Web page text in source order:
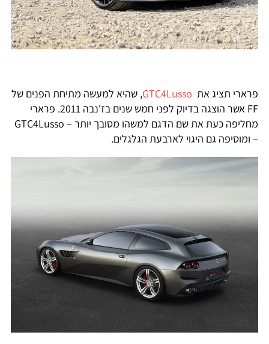
תציג אתGTC4Lusso
, שהיא למעשה מתיחת הפנים של
FF אשר הוצגה בדיוק לפני חמש שנים בז'נבה 2011. פרארי
מחליפה כעת את שם הדגם למשהו מסובך יותר – GTC4Lusso
ומוסיפה גם היגוי לארבעת הגלגלים.